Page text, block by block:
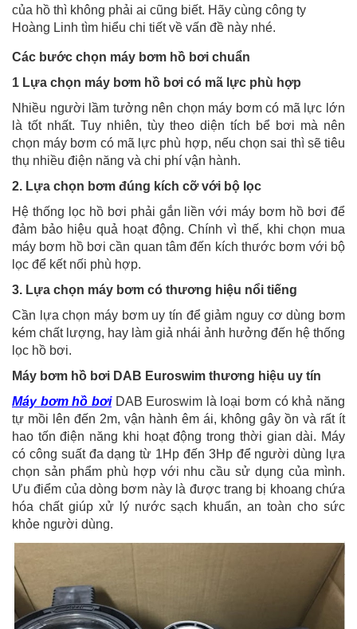
của hồ thì không phải ai cũng biết. Hãy cùng công ty
Hoàng Linh tìm hiểu chi tiết về vấn đề này nhé.
Các bước chọn máy bơm hồ bơi chuẩn
1 Lựa chọn máy bơm hồ bơi có mã lực phù hợp
Nhiều người lầm tưởng nên chọn máy bơm có mã lực lớn
là tốt nhất. Tuy nhiên, tùy theo diện tích bể bơi mà nên
chọn máy bơm có mã lực phù hợp, nếu chọn sai thì sẽ tiêu
thụ nhiều điện năng và chi phí vận hành.
2. Lựa chọn bơm đúng kích cỡ với bộ lọc
Hệ thống lọc hồ bơi phải gắn liền với máy bơm hồ bơi để
đảm bảo hiệu quả hoạt động. Chính vì thế, khi chọn mua
máy bơm hồ bơi cần quan tâm đến kích thước bơm với bộ
lọc để kết nối phù hợp.
3. Lựa chọn máy bơm có thương hiệu nổi tiếng
Cần lựa chọn máy bơm uy tín để giảm nguy cơ dùng bơm
kém chất lượng, hay làm giả nhái ảnh hưởng đến hệ thống
lọc hồ bơi.
Máy bơm hồ bơi DAB Euroswim thương hiệu uy tín
Máy bơm hồ bơiDAB Euroswim là loại bơm có khả năng
tự mồi lên đến 2m, vận hành êm ái, không gây ồn và rất ít
hao tốn điện năng khi hoạt động trong thời gian dài. Máy
có công suất đa dạng từ 1Hp đến 3Hp để người dùng lựa
chọn sản phẩm phù hợp với nhu cầu sử dụng của mình.
Ưu điểm của dòng bơm này là được trang bị khoang chứa
hóa chất giúp xử lý nước sạch khuẩn, an toàn cho sức
khỏe người dùng.